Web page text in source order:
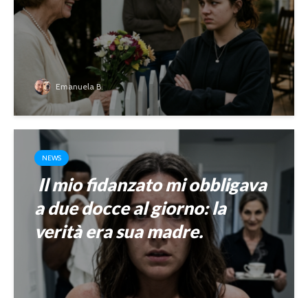
Emanuela B.
NEWS
Il mio fidanzato mi obbligava
a due docce al giorno: la
verità era sua madre.